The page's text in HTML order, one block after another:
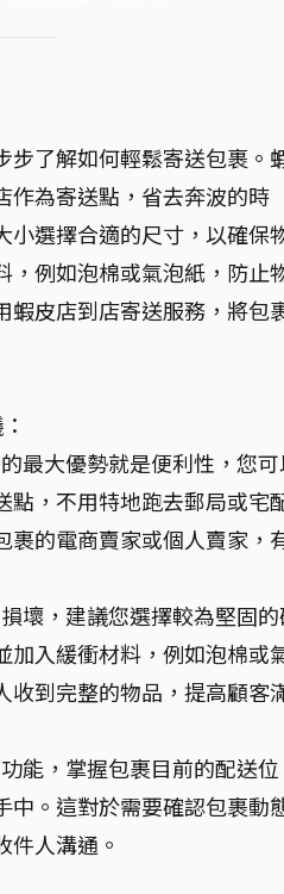
步了解如何輕鬆寄送包裹。
作為寄送點，省去奔波的時
小選擇合適的尺寸，以確保
，例如泡棉或氣泡紙，防止
蝦皮店到店寄送服務，將包
最大優勢就是便利性，您可
點，不用特地跑去郵局或宅
裹的電商賣家或個人賣家，
壞，建議您選擇較為堅固的
加入緩衝材料，例如泡棉或
收到完整的物品，提高顧客
能，掌握包裹目前的配送位
中。這對於需要確認包裹動
人溝通。